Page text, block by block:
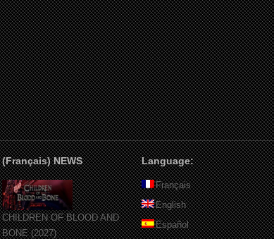
(Français) NEWS
CHILDREN OF BLOOD AND
BONE (2027)
Language:
Français
English
Español